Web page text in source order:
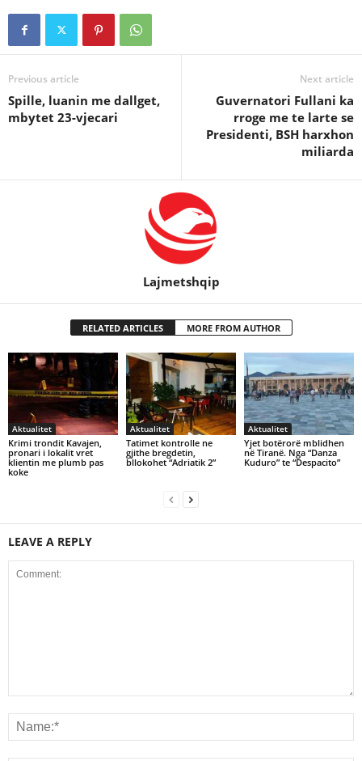
Previous article
Spille, luanin me dallget,
mbytet 23-vjecari
Next article
Guvernatori Fullani ka
rroge me te larte se
Presidenti, BSH harxhon
miliarda
Lajmetshqip
RELATED ARTICLES MORE FROM AUTHOR
Aktualitet
Krimi trondit Kavajen,
pronari i lokalit vret
klientin me plumb pas
koke
Aktualitet
Tatimet kontrolle ne
gjithe bregdetin,
bllokohet “Adriatik 2”
Aktualitet
Yjet botërorë mblidhen
në Tiranë. Nga “Danza
Kuduro” te “Despacito”
LEAVE A REPLY